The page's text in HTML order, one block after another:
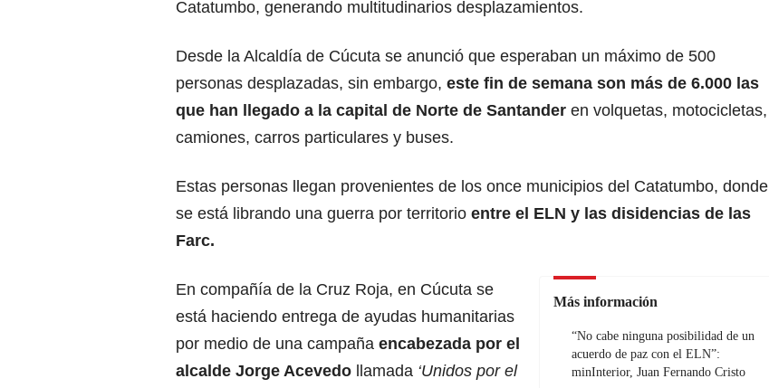
Catatumbo, generando multitudinarios desplazamientos.
Desde la Alcaldía de Cúcuta se anunció que esperaban un máximo de 500
personas desplazadas, sin embargo, este fin de semana son más de 6.000 las
que han llegado a la capital de Norte de Santander en volquetas, motocicletas,
camiones, carros particulares y buses.
Estas personas llegan provenientes de los once municipios del Catatumbo, donde
se está librando una guerra por territorio entre el ELN y las disidencias de las
Farc.
Más información
“No cabe ninguna posibilidad de un
acuerdo de paz con el ELN”:
minInterior, Juan Fernando Cristo
En compañía de la Cruz Roja, en Cúcuta se
está haciendo entrega de ayudas humanitarias
por medio de una campaña encabezada por el
alcalde Jorge Acevedo llamada ‘Unidos por el